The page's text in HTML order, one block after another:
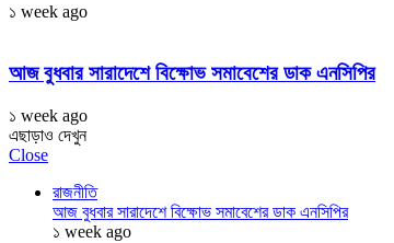
১ week ago
আজ বুধবার সারাদেশে বিক্ষোভ সমাবেশের ডাক এনসিপির
১ week ago
এছাড়াও দেখুন
Close
রাজনীতি
আজ বুধবার সারাদেশে বিক্ষোভ সমাবেশের ডাক এনসিপির
১ week ago